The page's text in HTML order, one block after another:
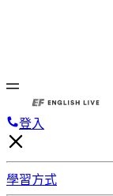
登入
學習方式